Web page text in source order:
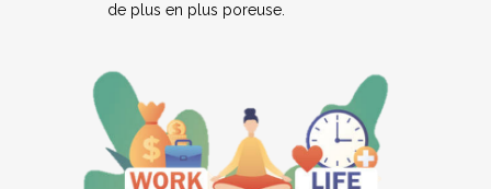
de plus en plus poreuse.